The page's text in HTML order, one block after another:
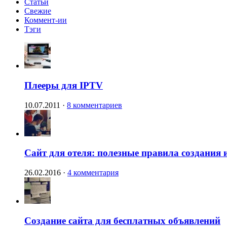
Статьи
Свежие
Коммент-ии
Тэги
Плееры для IPTV
10.07.2011 · 8 комментариев
Сайт для отеля: полезные правила создания
26.02.2016 · 4 комментария
Создание сайта для бесплатных объявлений